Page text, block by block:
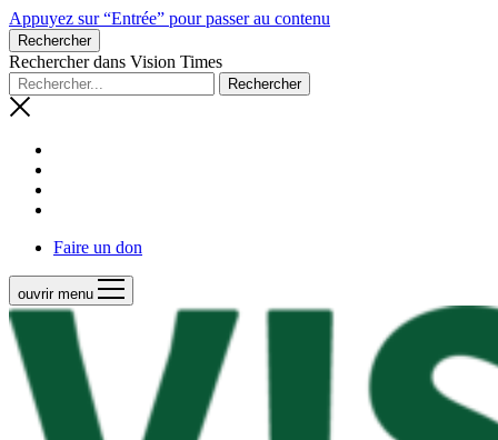
Appuyez sur “Entrée” pour passer au contenu
Rechercher
Rechercher dans Vision Times
Faire un don
ouvrir menu